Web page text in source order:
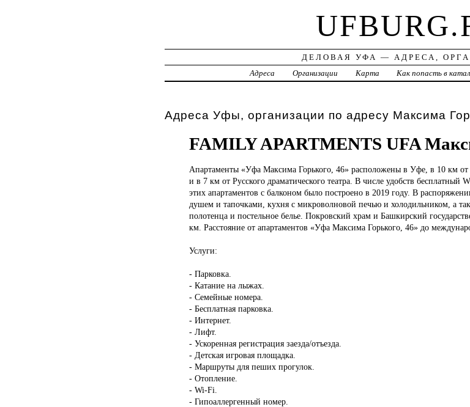
ДЕЛОВАЯ УФА — АДРЕСА,
Адреса
Организации Карта Как попасть в
Адреса Уфы, организации по адресу Максима
FAMILY APARTMENTS UFA
Апартаменты «Уфа Максима Горького, 46» расположены в Уфе, в 10 км
и в 7 км от Русского драматического театра. В числе удобств
этих апартаментов с балконом было построено в 2019 году. В
душем и тапочками, кухня с микроволновой печью и холодильником, а
полотенца и постельное белье. Покровский храм и Башкирский
км. Расстояние от апартаментов «Уфа Максима Горького, 46» до
Услуги:
- Парковка.
- Катание на лыжах.
- Семейные номера.
- Бесплатная парковка.
- Интернет.
- Лифт.
- Ускоренная регистрация заезда/отъезда.
- Детская игровая площадка.
- Маршруты для пеших прогулок.
- Отопление.
- Wi-Fi.
- Гипоаллергенный номер.